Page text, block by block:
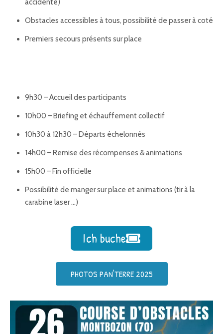
accidenté)
Obstacles accessibles à tous, possibilité de passer à coté
Premiers secours présents sur place
9h30 – Accueil des participants
10h00 – Briefing et échauffement collectif
10h30 à 12h30 – Départs échelonnés
14h00 – Remise des récompenses & animations
15h00 – Fin officielle
Possibilité de manger sur place et animations (tir à la
carabine laser …)
Ich buche
PHOTOS PAN'TERRE 2025